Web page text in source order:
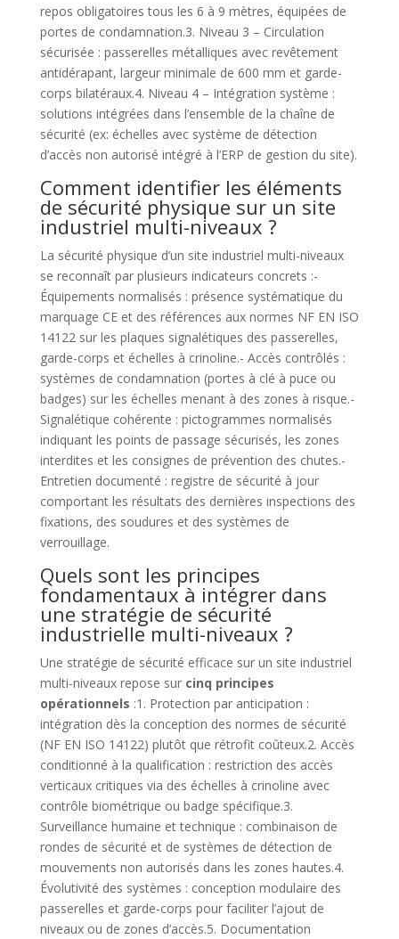
repos obligatoires tous les 6 à 9 mètres, équipées de
portes de condamnation.3. Niveau 3 – Circulation
sécurisée : passerelles métalliques avec revêtement
antidérapant, largeur minimale de 600 mm et garde-
corps bilatéraux.4. Niveau 4 – Intégration système :
solutions intégrées dans l’ensemble de la chaîne de
sécurité (ex: échelles avec système de détection
d’accès non autorisé intégré à l’ERP de gestion du site).
Comment identifier les éléments
de sécurité physique sur un site
industriel multi-niveaux ?
La sécurité physique d’un site industriel multi-niveaux
se reconnaît par plusieurs indicateurs concrets :-
Équipements normalisés : présence systématique du
marquage CE et des références aux normes NF EN ISO
14122 sur les plaques signalétiques des passerelles,
garde-corps et échelles à crinoline.- Accès contrôlés :
systèmes de condamnation (portes à clé à puce ou
badges) sur les échelles menant à des zones à risque.-
Signalétique cohérente : pictogrammes normalisés
indiquant les points de passage sécurisés, les zones
interdites et les consignes de prévention des chutes.-
Entretien documenté : registre de sécurité à jour
comportant les résultats des dernières inspections des
fixations, des soudures et des systèmes de
verrouillage.
Quels sont les principes
fondamentaux à intégrer dans
une stratégie de sécurité
industrielle multi-niveaux ?
Une stratégie de sécurité efficace sur un site industriel
multi-niveaux repose sur cinq principes
opérationnels :1. Protection par anticipation :
intégration dès la conception des normes de sécurité
(NF EN ISO 14122) plutôt que rétrofit coûteux.2. Accès
conditionné à la qualification : restriction des accès
verticaux critiques via des échelles à crinoline avec
contrôle biométrique ou badge spécifique.3.
Surveillance humaine et technique : combinaison de
rondes de sécurité et de systèmes de détection de
mouvements non autorisés dans les zones hautes.4.
Évolutivité des systèmes : conception modulaire des
passerelles et garde-corps pour faciliter l’ajout de
niveaux ou de zones d’accès.5. Documentation